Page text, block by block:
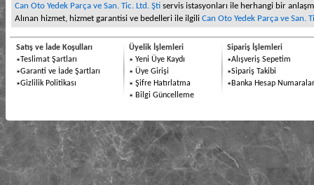
Can Oto Yedek Parça ve San. Tic. Ltd. Ştiservis istasyonları ile herhangi bir
Alınan hizmet, hizmet garantisi ve bedelleri ile ilgili Can Oto Yedek Parça ve San.
Satış ve İade Koşulları
Teslimat Şartları
Garanti ve İade Şartları
Gizlilik Politikası
Üyelik İşlemleri
Yeni Üye Kaydı
Üye Girişi
Şifre Hatırlatma
Bilgi Güncelleme
Sipariş İşlemleri
Alışveriş Sepetim
Sipariş Takibi
Banka Hesap